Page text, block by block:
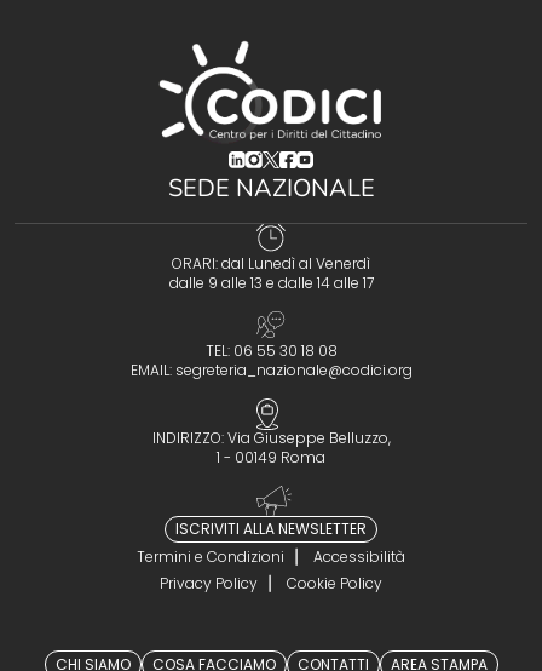
(opens in a new tab)
(opens in a new tab)
(opens in a new tab)
(opens in a new tab)
(opens in a new tab)
SEDE NAZIONALE
ORARI: dal Lunedì al Venerdì
dalle 9 alle 13 e dalle 14 alle 17
TEL: 06 55 30 18 08
EMAIL: segreteria_nazionale@codici.org
INDIRIZZO: Via Giuseppe Belluzzo,
1 - 00149 Roma
ISCRIVITI ALLA NEWSLETTER
Termini e Condizioni
Accessibilità
Privacy Policy
Cookie Policy
CHI SIAMO COSA FACCIAMO CONTATTI AREA STAMPA